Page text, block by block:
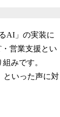
AI」の実装に
営業支援とい
みです。
といった声に対